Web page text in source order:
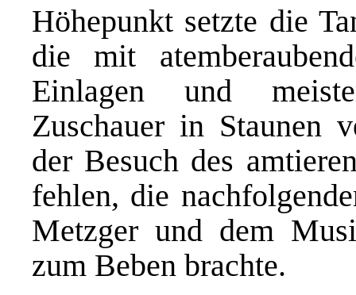
Höhepunkt setzte die
die mit
Einlagen und
Zuschauer in Staunen
der Besuch des
fehlen, die
Metzger und dem
zum Beben brachte.